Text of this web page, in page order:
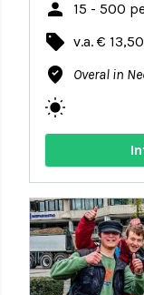
person 15 - 500
local_offer v.a. €
where_to_vote Overal in
wb_sunny